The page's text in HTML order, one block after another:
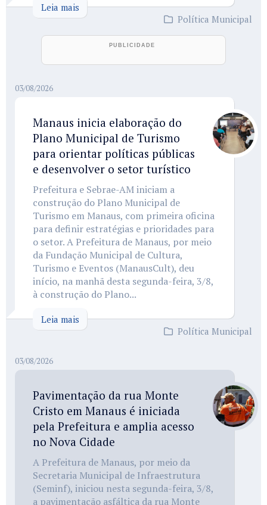
Leia mais
Política Municipal
03/08/2026
Manaus inicia elaboração do
Plano Municipal de Turismo
para orientar políticas públicas
e desenvolver o setor turístico
Prefeitura e Sebrae-AM iniciam a
construção do Plano Municipal de
Turismo em Manaus, com primeira oficina
para definir estratégias e prioridades para
o setor. A Prefeitura de Manaus, por meio
da Fundação Municipal de Cultura,
Turismo e Eventos (ManausCult), deu
início, na manhã desta segunda-feira, 3/8,
à construção do Plano...
Leia mais
Política Municipal
03/08/2026
Pavimentação da rua Monte
Cristo em Manaus é iniciada
pela Prefeitura e amplia acesso
no Nova Cidade
A Prefeitura de Manaus, por meio da
Secretaria Municipal de Infraestrutura
(Seminf), iniciou nesta segunda-feira, 3/8,
a pavimentação asfáltica da rua Monte